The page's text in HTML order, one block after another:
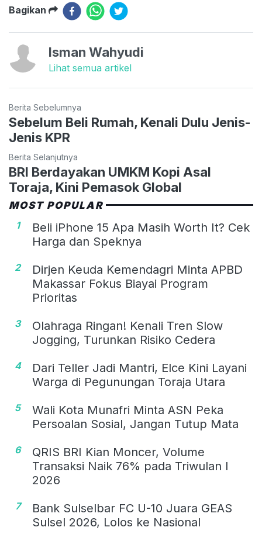
Bagikan
Isman Wahyudi
Lihat semua artikel
Berita Sebelumnya
Sebelum Beli Rumah, Kenali Dulu Jenis-
Jenis KPR
Berita Selanjutnya
BRI Berdayakan UMKM Kopi Asal
Toraja, Kini Pemasok Global
MOST POPULAR
1
Beli iPhone 15 Apa Masih Worth It? Cek
Harga dan Speknya
2
Dirjen Keuda Kemendagri Minta APBD
Makassar Fokus Biayai Program
Prioritas
3
Olahraga Ringan! Kenali Tren Slow
Jogging, Turunkan Risiko Cedera
4
Dari Teller Jadi Mantri, Elce Kini Layani
Warga di Pegunungan Toraja Utara
5
Wali Kota Munafri Minta ASN Peka
Persoalan Sosial, Jangan Tutup Mata
6
QRIS BRI Kian Moncer, Volume
Transaksi Naik 76% pada Triwulan I
2026
7
Bank Sulselbar FC U-10 Juara GEAS
Sulsel 2026, Lolos ke Nasional